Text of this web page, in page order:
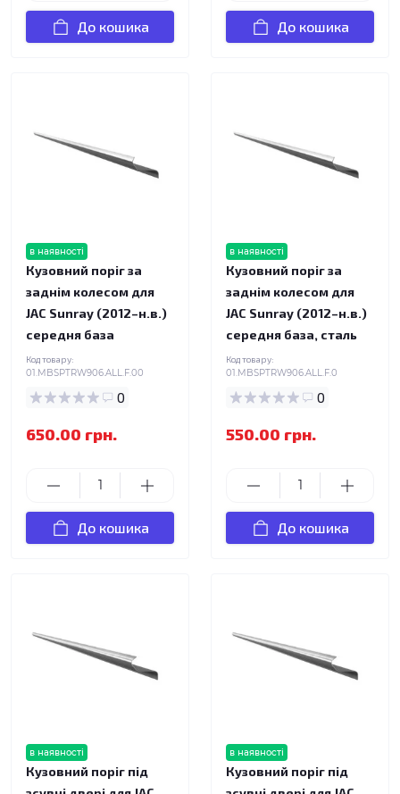
До кошика До кошика
в наявності
Кузовний поріг за
заднім колесом для
JAC Sunray (2012–н.в.)
середня база
Код товару:
01.MBSPTRW906.ALL.F.00
0
650.00 грн.
До кошика
в наявності
Кузовний поріг за
заднім колесом для
JAC Sunray (2012–н.в.)
середня база, сталь
Код товару:
01.MBSPTRW906.ALL.F.0
0
550.00 грн.
До кошика
в наявності
Кузовний поріг під
в наявності
Кузовний поріг під